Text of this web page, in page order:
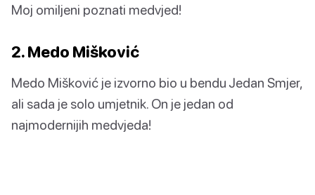
Moj omiljeni poznati medvjed!
2. Medo Mišković
Medo Mišković je izvorno bio u bendu Jedan Smjer,
ali sada je solo umjetnik. On je jedan od
najmodernijih medvjeda!